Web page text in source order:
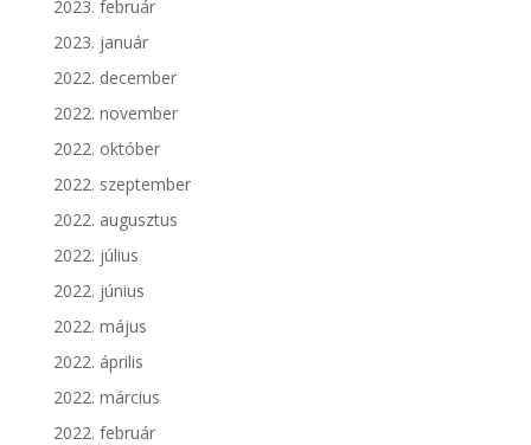
2023. február
2023. január
2022. december
2022. november
2022. október
2022. szeptember
2022. augusztus
2022. július
2022. június
2022. május
2022. április
2022. március
2022. február